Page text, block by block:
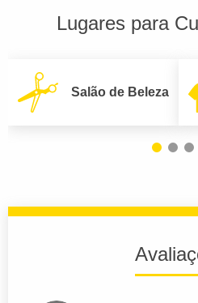
Lugares para
Salão de Beleza